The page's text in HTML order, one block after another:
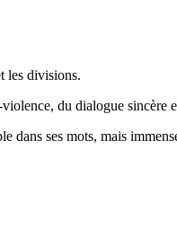
les divisions.
du dialogue sincère
ses mots, mais